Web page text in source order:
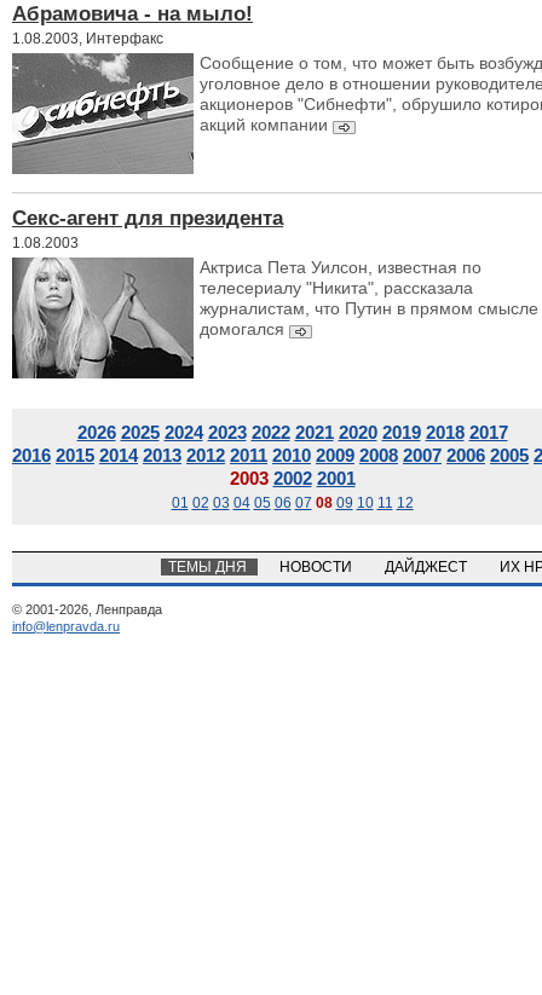
Абрамовича - на мыло!
1.08.2003, Интерфакс
Сообщение о том, что может быть
уголовное дело в отношении
акционеров "Сибнефти", обрушило
акций компании
Секс-агент для президента
1.08.2003
Актриса Пета Уилсон, известная по
телесериалу "Никита", рассказала
журналистам, что Путин в прямом смысле
домогался
2026 2025 2024 2023 2022 2021 2020 2019 2018 2017
2016 2015 2014 2013 2012 2011 2010 2009 2008 2007 2006 2005
2003 2002 2001
01 02 03 04 05 06 07 08 09 10 11 12
ТЕМЫ ДНЯ НОВОСТИ ДАЙДЖЕСТ ИХ
© 2001-2026, Ленправда
info@lenpravda.ru